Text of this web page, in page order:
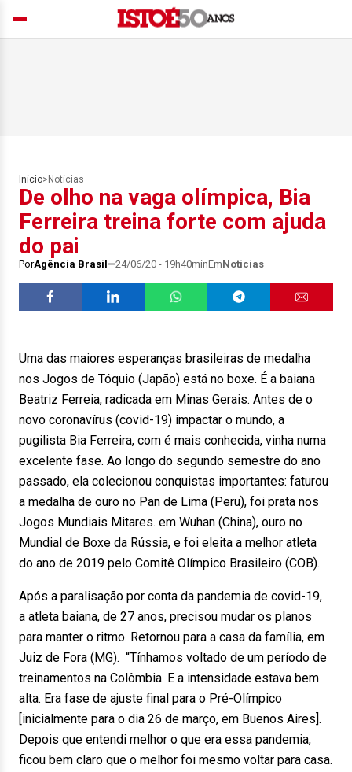
Início> Notícias
De olho na vaga olímpica, Bia
Ferreira treina forte com ajuda
do pai
PorAgência Brasil 24/06/20 - 19h40minEmNotícias
Uma das maiores esperanças brasileiras de medalha
nos Jogos de Tóquio (Japão) está no boxe. É a baiana
Beatriz Ferreia, radicada em Minas Gerais. Antes de o
novo coronavírus (covid-19) impactar o mundo, a
pugilista Bia Ferreira, com é mais conhecida, vinha numa
excelente fase. Ao longo do segundo semestre do ano
passado, ela colecionou conquistas importantes: faturou
a medalha de ouro no Pan de Lima (Peru), foi prata nos
Jogos Mundiais Mitares. em Wuhan (China), ouro no
Mundial de Boxe da Rússia, e foi eleita a melhor atleta
do ano de 2019 pelo Comitê Olímpico Brasileiro (COB).
Após a paralisação por conta da pandemia de covid-19,
a atleta baiana, de 27 anos, precisou mudar os planos
para manter o ritmo. Retornou para a casa da família, em
Juiz de Fora (MG). “Tínhamos voltado de um período de
treinamentos na Colômbia. E a intensidade estava bem
alta. Era fase de ajuste final para o Pré-Olímpico
[inicialmente para o dia 26 de março, em Buenos Aires].
Depois que entendi melhor o que era essa pandemia,
ficou bem claro que o melhor foi mesmo voltar para casa.